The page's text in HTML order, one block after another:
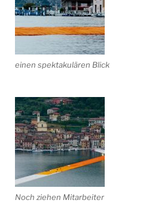
einen spektakulären Blick
Noch ziehen Mitarbeiter